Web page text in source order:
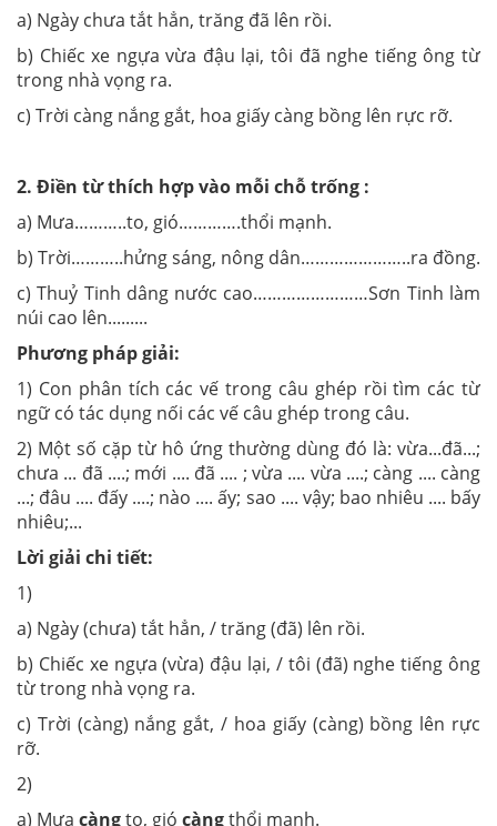
a) Ngày chưa tắt hẳn, trăng đã lên rồi.
b) Chiếc xe ngựa vừa đậu lại, tôi đã nghe tiếng ông từ
trong nhà vọng ra.
c) Trời càng nắng gắt, hoa giấy càng bồng lên rực rỡ.
2. Điền từ thích hợp vào mỗi chỗ trống :
a) Mưa………..to, gió………….thổi mạnh.
b) Trời………..hửng sáng, nông dân…………………..ra đồng.
c) Thuỷ Tinh dâng nước cao……………………Sơn Tinh làm
núi cao lên.........
Phương pháp giải:
1) Con phân tích các vế trong câu ghép rồi tìm các từ
ngữ có tác dụng nối các vế câu ghép trong câu.
2) Một số cặp từ hô ứng thường dùng đó là: vừa...đã...;
chưa ... đã ....; mới .... đã .... ; vừa .... vừa ....; càng .... càng
...; đâu .... đấy ....; nào .... ấy; sao .... vậy; bao nhiêu .... bấy
nhiêu;...
Lời giải chi tiết:
1)
a) Ngày (chưa) tắt hẳn, / trăng (đã) lên rồi.
b) Chiếc xe ngựa (vừa) đậu lại, / tôi (đã) nghe tiếng ông
từ trong nhà vọng ra.
c) Trời (càng) nắng gắt, / hoa giấy (càng) bồng lên rực
rỡ.
2)
a) Mưa càngto, gió càngthổi mạnh.